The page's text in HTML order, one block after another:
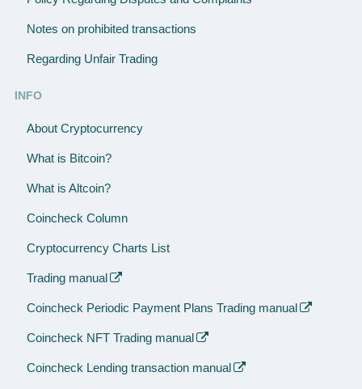
Notes on prohibited transactions
Regarding Unfair Trading
INFO
About Cryptocurrency
What is Bitcoin?
What is Altcoin?
Coincheck Column
Cryptocurrency Charts List
Trading manual
Coincheck Periodic Payment Plans Trading manual
Coincheck NFT Trading manual
Coincheck Lending transaction manual